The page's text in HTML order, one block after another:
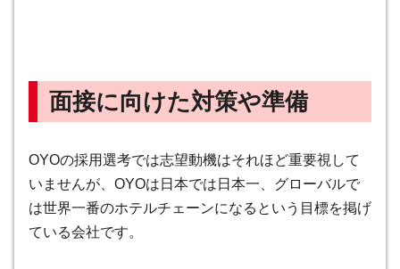
面接に向けた対策や準備
OYOの採用選考では志望動機はそれほど重要視して
いませんが、OYOは日本では日本一、グローバルで
は世界一番のホテルチェーンになるという目標を掲げ
ている会社です。